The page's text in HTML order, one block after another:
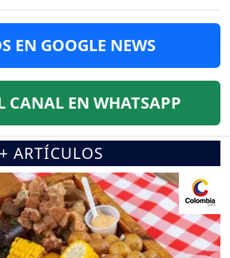
EN GOOGLE NEWS
CANAL EN WHATSAPP
+ ARTÍCULOS